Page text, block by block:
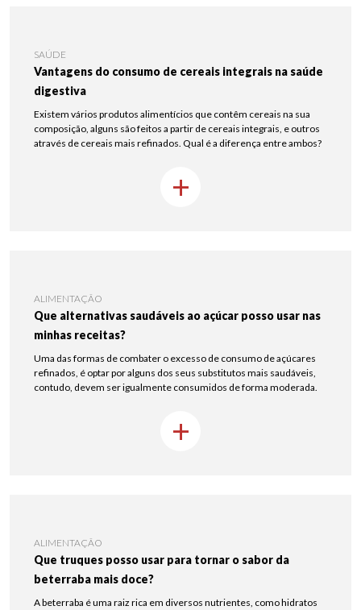
SAÚDE
Vantagens do consumo de cereais integrais na saúde
digestiva
Existem vários produtos alimentícios que contêm cereais na sua
composição, alguns são feitos a partir de cereais integrais, e outros
através de cereais mais refinados. Qual é a diferença entre ambos?
+
ALIMENTAÇÃO
Que alternativas saudáveis ao açúcar posso usar nas
minhas receitas?
Uma das formas de combater o excesso de consumo de açúcares
refinados, é optar por alguns dos seus substitutos mais saudáveis,
contudo, devem ser igualmente consumidos de forma moderada.
+
ALIMENTAÇÃO
Que truques posso usar para tornar o sabor da
beterraba mais doce?
A beterraba é uma raiz rica em diversos nutrientes, como hidratos